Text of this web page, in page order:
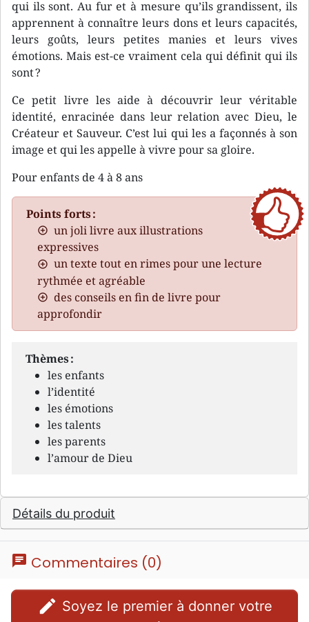
qui ils sont. Au fur et à mesure qu’ils grandissent, ils
apprennent à connaître leurs dons et leurs capacités,
leurs goûts, leurs petites manies et leurs vives
émotions. Mais est-ce vraiment cela qui définit qui ils
sont ?
Ce petit livre les aide à découvrir leur véritable
identité, enracinée dans leur relation avec Dieu, le
Créateur et Sauveur. C’est lui qui les a façonnés à son
image et qui les appelle à vivre pour sa gloire.
Pour enfants de 4 à 8 ans
Points forts :
un joli livre aux illustrations
expressives
un texte tout en rimes pour une lecture
rythmée et agréable
des conseils en fin de livre pour
approfondir
Thèmes :
les enfants
l’identité
les émotions
les talents
les parents
l’amour de Dieu
Détails du produit
chat Commentaires (0)
edit